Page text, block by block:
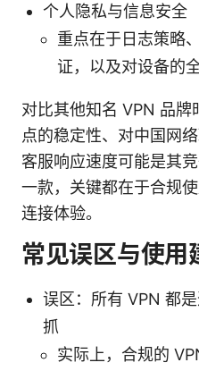
个人隐私与信息安全
重点在于日志策略
证，以及对设备的
对比其他知名 VPN 品牌
点的稳定性、对中国网
客服响应速度可能是其
一款，关键都在于合规
连接体验。
常见误区与使用
误区：所有 VPN 都
抓
实际上，合规的